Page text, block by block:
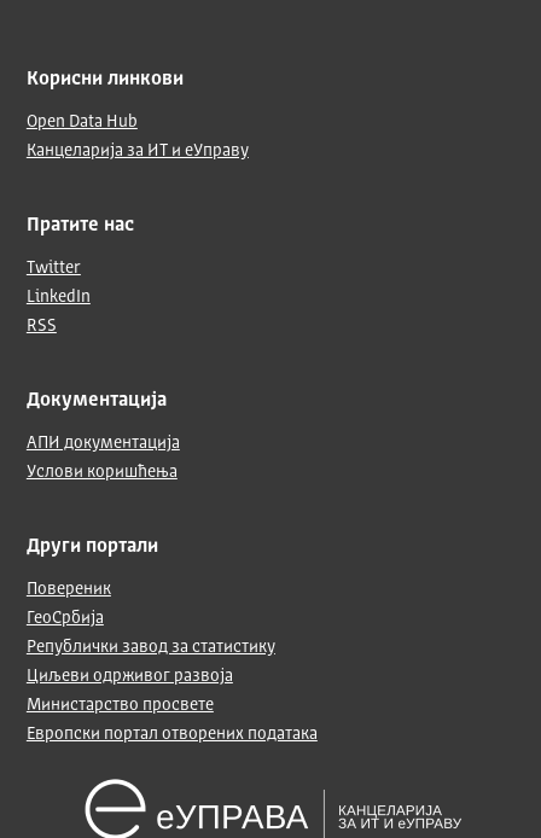
Корисни линкови
Open Data Hub
Канцеларија за ИТ и еУправу
Пратите нас
Twitter
LinkedIn
RSS
Документација
АПИ документација
Услови коришћења
Други портали
Повереник
ГеоСрбија
Републички завод за статистику
Циљеви одрживог развоја
Министарство просвете
Европски портал отворених података